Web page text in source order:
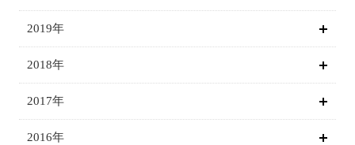
2019年
2018年
2017年
2016年